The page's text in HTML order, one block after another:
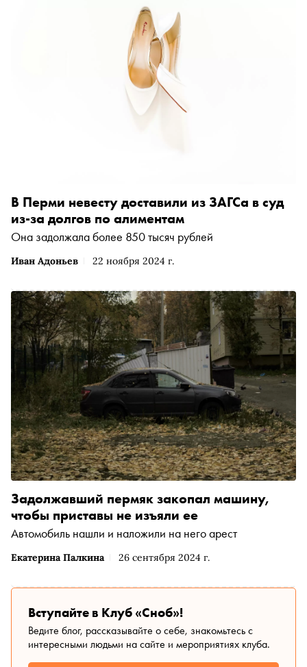
Иван Адоньев 22 ноября 2024 г.
В Перми невесту доставили из ЗАГСа в суд
из-за долгов по алиментам
Она задолжала более 850 тысяч рублей
Екатерина Палкина 26 сентября 2024 г.
Задолжавший пермяк закопал машину,
чтобы приставы не изъяли ее
Автомобиль нашли и наложили на него арест
Вступайте в Клуб «Сноб»!
Ведите блог, рассказывайте о себе, знакомьтесь с
интересными людьми на сайте и мероприятиях клуба.